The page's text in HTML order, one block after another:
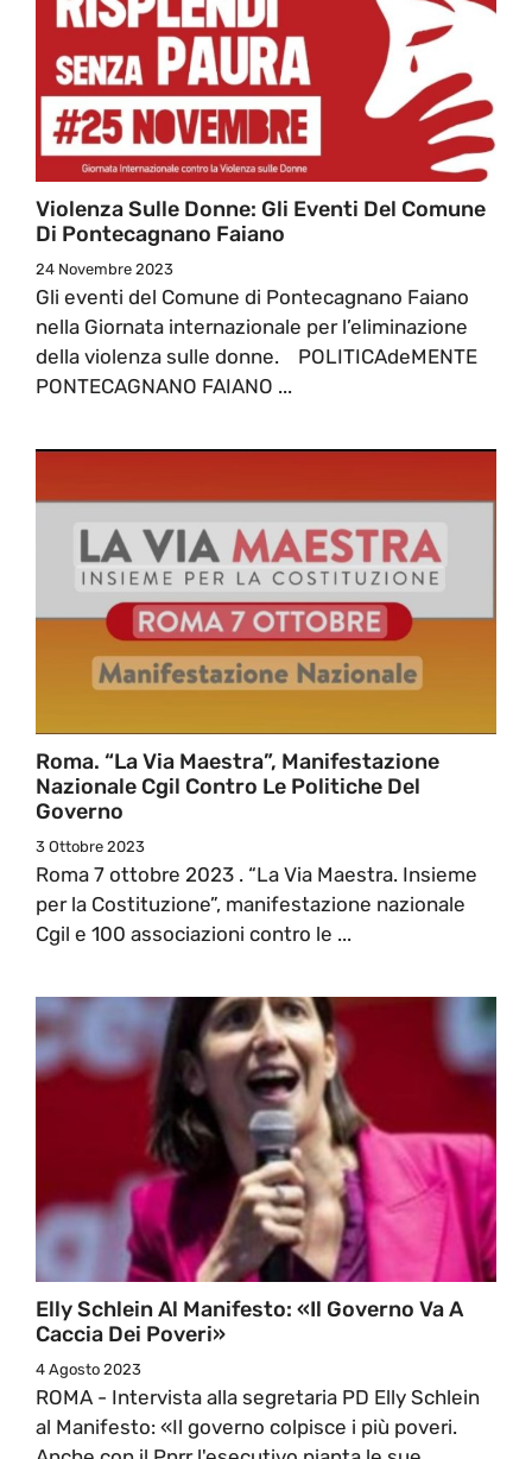
Violenza Sulle Donne: Gli Eventi Del Comune
Di Pontecagnano Faiano
24 Novembre 2023
Gli eventi del Comune di Pontecagnano Faiano
nella Giornata internazionale per l’eliminazione
della violenza sulle donne. POLITICAdeMENTE
PONTECAGNANO FAIANO ...
Roma. “La Via Maestra”, Manifestazione
Nazionale Cgil Contro Le Politiche Del
Governo
3 Ottobre 2023
Roma 7 ottobre 2023 . “La Via Maestra. Insieme
per la Costituzione”, manifestazione nazionale
Cgil e 100 associazioni contro le ...
Elly Schlein Al Manifesto: «Il Governo Va A
Caccia Dei Poveri»
4 Agosto 2023
ROMA - Intervista alla segretaria PD Elly Schlein
al Manifesto: «Il governo colpisce i più poveri.